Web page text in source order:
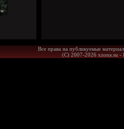
Все права на публикуемые
(С) 2007-2026 xzona.su -